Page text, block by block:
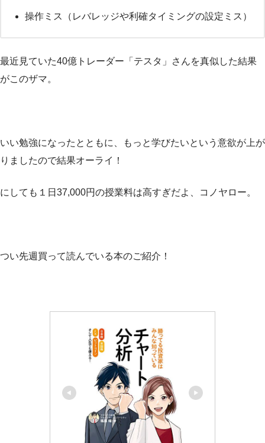
操作ミス（レバレッジや利確タイミングの設定ミス）
最近見ていた40億トレーダー「テスタ」さんを真似した結果
がこのザマ。
いい勉強になったとともに、もっと学びたいという意欲が上が
りましたので結果オーライ！
にしても１日37,000円の授業料は高すぎだよ、コノヤロー。
つい先週買って読んでいる本のご紹介！